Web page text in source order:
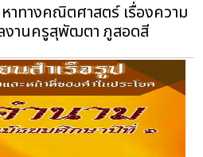
ทางคณิตศาสตร์ เรื่องความ
งานครูสุพัฒตา ภูสอดสี